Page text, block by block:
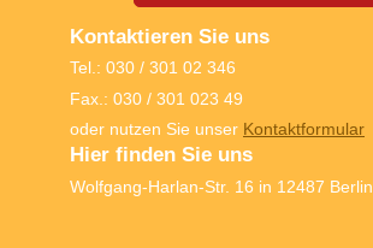
Kontaktieren Sie uns
Tel.: 030 / 301 02 346
Fax.: 030 / 301 023 49
oder nutzen Sie unser Kontaktformular
Hier finden Sie uns
Wolfgang-Harlan-Str. 16 in 12487 Berlin